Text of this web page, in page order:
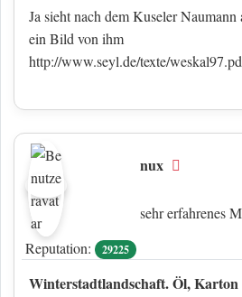
Ja sieht nach dem Kuseler
ein Bild von ihm
http://www.seyl.de/texte/
nux
sehr erfahrenes
Reputation:
29225
Winterstadtlandschaft. Öl, Karton